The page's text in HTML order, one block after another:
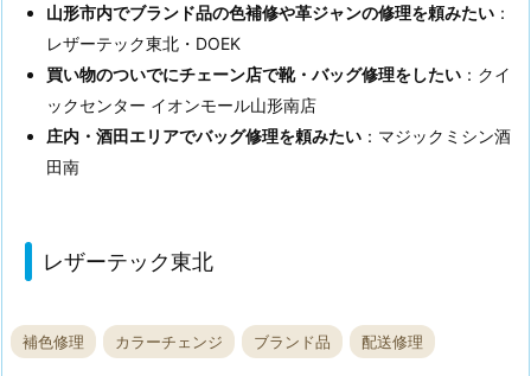
山形市内でブランド品の色補修や革ジャンの修理を頼みたい ：
レザーテック東北・DOEK
買い物のついでにチェーン店で靴・バッグ修理をしたい ：クイ
ックセンター イオンモール山形南店
庄内・酒田エリアでバッグ修理を頼みたい ：マジックミシン酒
田南
レザーテック東北
補色修理 カラーチェンジ ブランド品 配送修理